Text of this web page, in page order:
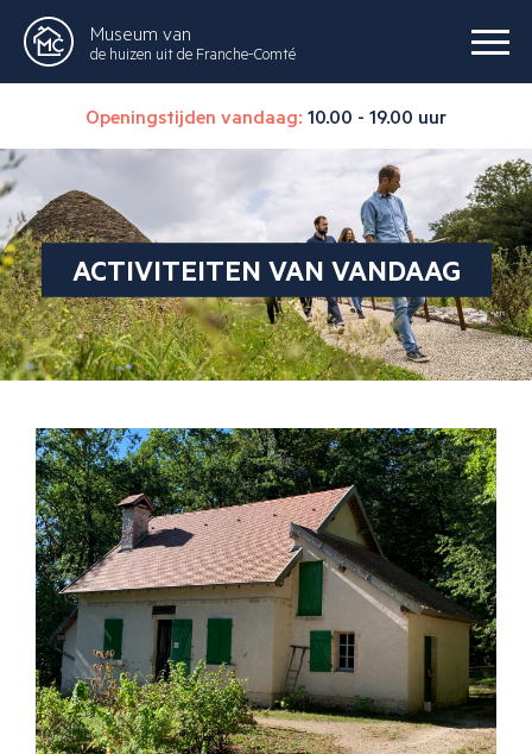
Museum van
de huizen uit de Franche-Comté
Openingstijden vandaag: 10.00 - 19.00 uur
ACTIVITEITEN VAN VANDAAG